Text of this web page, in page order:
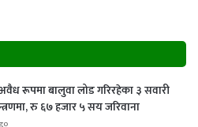
रूपमा बालुवा लोड गरिरहेका ३ सवारी
रु ६७ हजार ५ सय जरिवाना